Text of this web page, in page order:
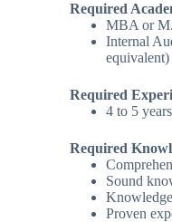
Required
MBA or
Internal
equivalent)
Required
4 to 5
Required
Sound
Proven